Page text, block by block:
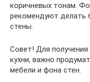
коричневых тонам.
рекомендуют делать
стены.
Совет! Для
кухни, важно
мебели и фона стен.